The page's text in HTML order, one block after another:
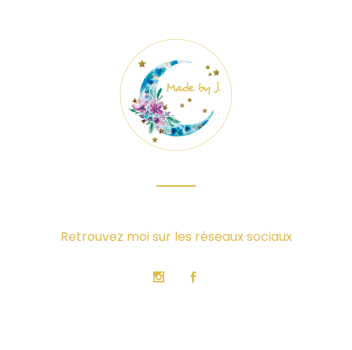
Retrouvez moi sur les réseaux sociaux